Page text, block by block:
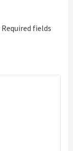
Required fields